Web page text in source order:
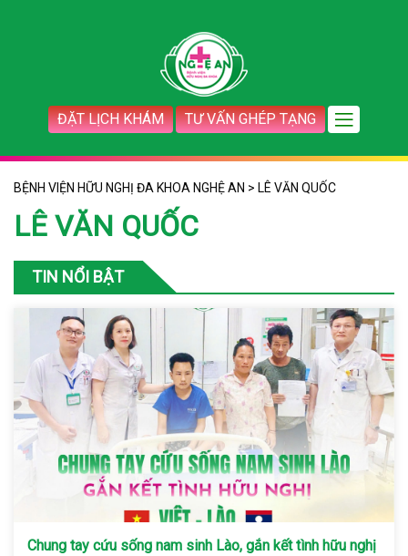
ĐẶT LỊCH KHÁM TƯ VẤN GHÉP TẠNG
BỆNH VIỆN HỮU NGHỊ ĐA KHOA NGHỆ AN > LÊ VĂN QUỐC
LÊ VĂN QUỐC
TIN NỔI BẬT
Chung tay cứu sống nam sinh Lào, gắn kết tình hữu nghị